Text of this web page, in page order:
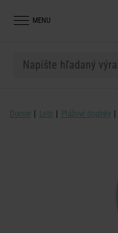
MENU
Domov Leto Plážové doplnky